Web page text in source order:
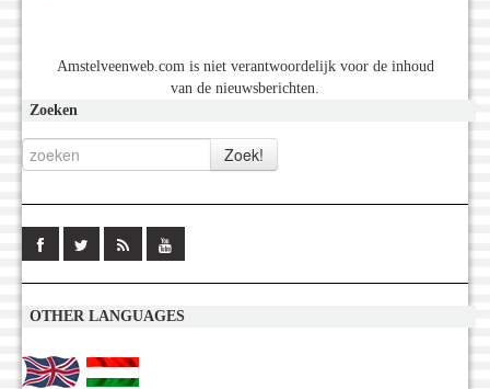
Amstelveenweb.com is niet verantwoordelijk voor de inhoud
van de nieuwsberichten.
Zoeken
OTHER LANGUAGES